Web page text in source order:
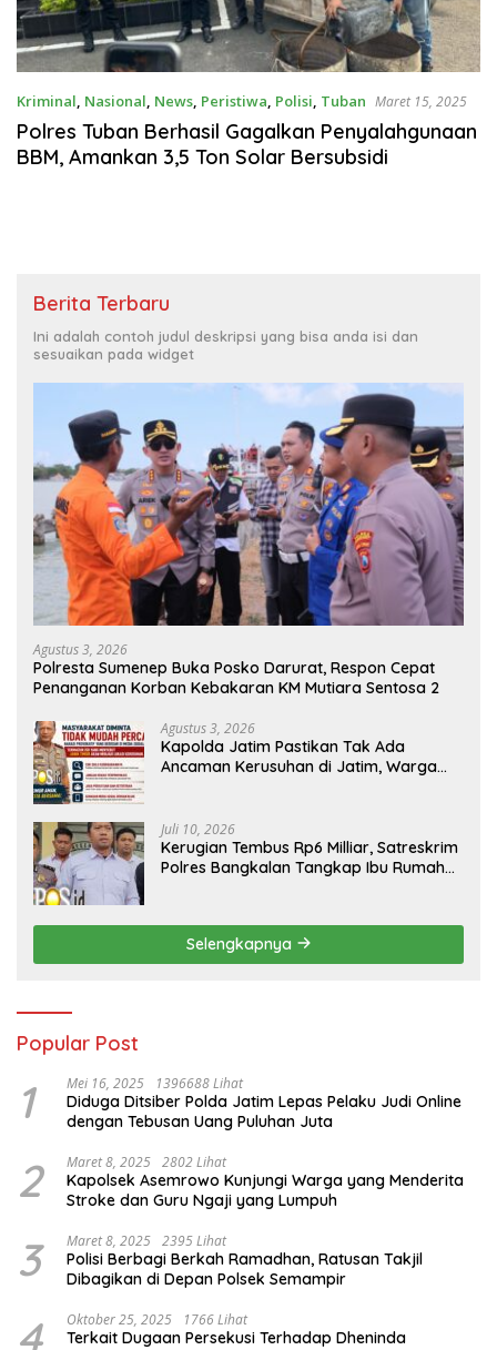
Kriminal, Nasional, News, Peristiwa, Polisi, Tuban Maret 15, 2025
Polres Tuban Berhasil Gagalkan Penyalahgunaan
BBM, Amankan 3,5 Ton Solar Bersubsidi
Berita Terbaru
Ini adalah contoh judul deskripsi yang bisa anda isi dan
sesuaikan pada widget
Agustus 3, 2026
Polresta Sumenep Buka Posko Darurat, Respon Cepat
Penanganan Korban Kebakaran KM Mutiara Sentosa 2
Agustus 3, 2026
Kapolda Jatim Pastikan Tak Ada
Ancaman Kerusuhan di Jatim, Warga
Juli 10, 2026
Kerugian Tembus Rp6 Milliar, Satreskrim
Polres Bangkalan Tangkap Ibu Rumah
Selengkapnya
Popular Post
1 Mei 16, 2025 1396688 Lihat
Diduga Ditsiber Polda Jatim Lepas Pelaku Judi Online
dengan Tebusan Uang Puluhan Juta
2 Maret 8, 2025 2802 Lihat
Kapolsek Asemrowo Kunjungi Warga yang Menderita
Stroke dan Guru Ngaji yang Lumpuh
3 Maret 8, 2025 2395 Lihat
Polisi Berbagi Berkah Ramadhan, Ratusan Takjil
Dibagikan di Depan Polsek Semampir
4 Oktober 25, 2025 1766 Lihat
Terkait Dugaan Persekusi Terhadap Dheninda